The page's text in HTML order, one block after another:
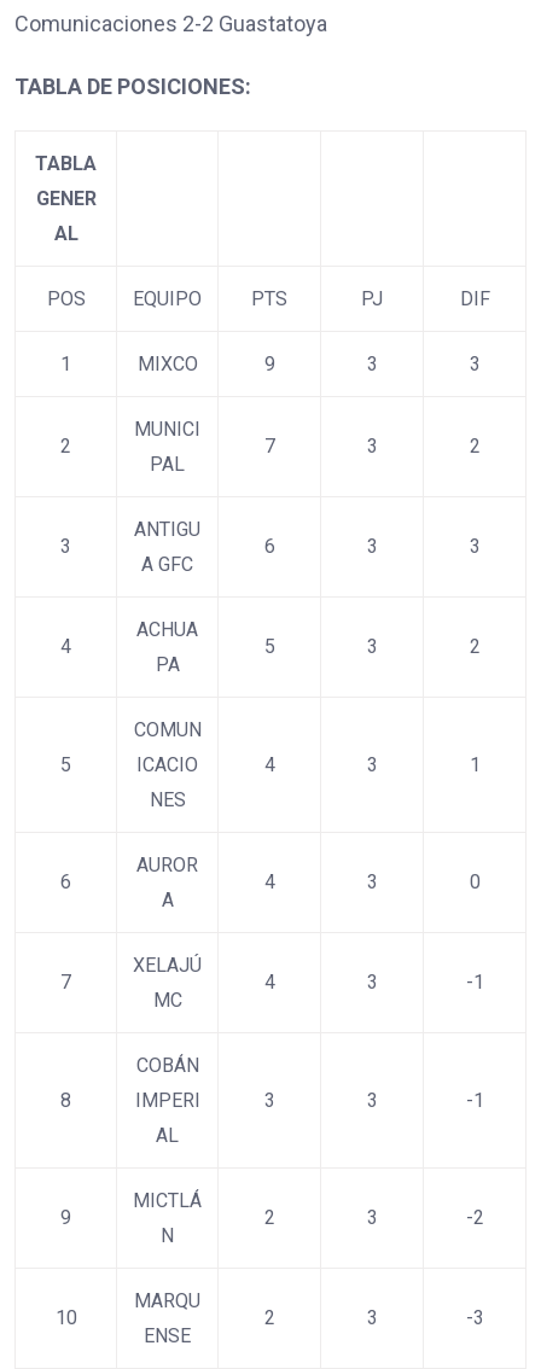
Comunicaciones 2-2 Guastatoya
TABLA DE POSICIONES:
TABLA
GENER
AL
POS EQUIPO PTS PJ DIF
1 MIXCO 9 3 3
2
MUNICI
PAL
7 3 2
3
ANTIGU
A GFC
6 3 3
4
ACHUA
PA
5 3 2
5
COMUN
ICACIO
NES
4 3 1
6
AUROR
A
4 3 0
7
XELAJÚ
MC
4 3 -1
8
COBÁN
IMPERI
AL
3 3 -1
9
MICTLÁ
N
2 3 -2
10
MARQU
ENSE
2 3 -3